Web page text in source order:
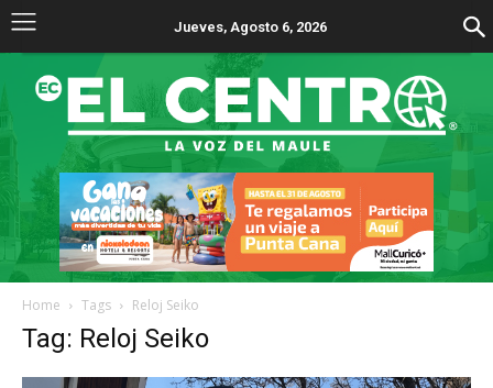
Jueves, Agosto 6, 2026
Home Tags Reloj Seiko
Tag: Reloj Seiko